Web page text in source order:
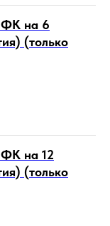
на 6
(только
на 12
(только